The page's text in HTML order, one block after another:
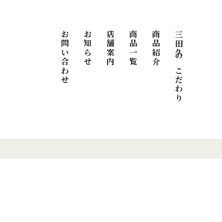
三田久のこだわり
商品紹介
商品一覧
店舗案内
お知らせ
お問い合わせ